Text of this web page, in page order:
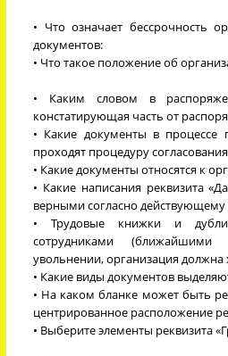
• Что означает бессрочность
документов:
• Что такое положение об
• Каким словом в
констатирующая часть от
• Какие документы в процессе
проходят процедуру
• Какие документы относятся к
• Какие написания реквизита
верными согласно действующему
• Трудовые книжки и
сотрудниками (ближайшими
увольнении, организация должна
• Какие виды документов
• На каком бланке может быть
центрированное расположение
• Выберите элементы реквизита